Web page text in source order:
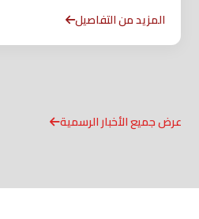
المزيد من التفاصيل
عرض جميع الأخبار الرسمية